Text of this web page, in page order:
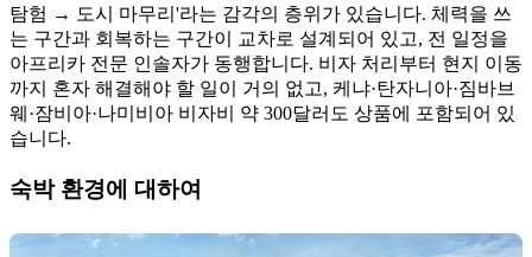
탐험 → 도시 마무리'라는 감각의 층위가 있습니다. 체력을 쓰
는 구간과 회복하는 구간이 교차로 설계되어 있고, 전 일정을
아프리카 전문 인솔자가 동행합니다. 비자 처리부터 현지 이동
까지 혼자 해결해야 할 일이 거의 없고, 케냐·탄자니아·짐바브
웨·잠비아·나미비아 비자비 약 300달러도 상품에 포함되어 있
습니다.
숙박 환경에 대하여